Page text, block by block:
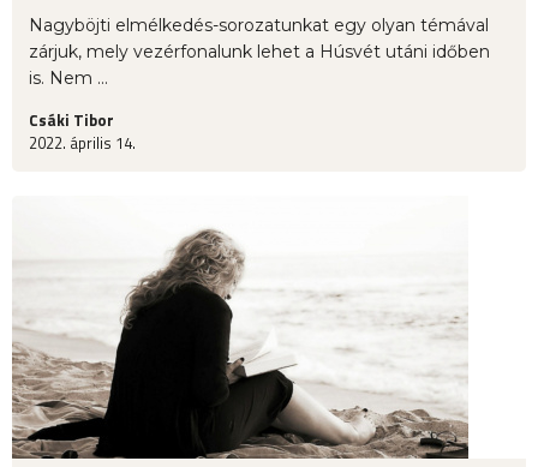
Nagyböjti elmélkedés-sorozatunkat egy olyan témával
zárjuk, mely vezérfonalunk lehet a Húsvét utáni időben
is. Nem ...
Csáki Tibor
2022. április 14.